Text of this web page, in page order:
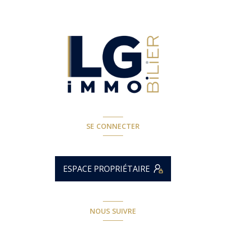
SE CONNECTER
ESPACE PROPRIÉTAIRE
NOUS SUIVRE